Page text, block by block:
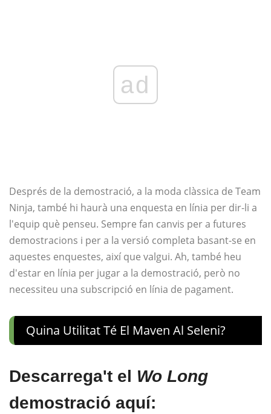
ad
Després de la demostració, a la moda clàssica de Team
Ninja, també hi haurà una enquesta en línia per dir-li a
l'equip què penseu. Sempre fan canvis per a futures
demostracions i per a la versió completa basant-se en
aquestes enquestes, així que valgui. Ah, també heu
d'estar en línia per jugar a la demostració, però no
necessiteu una subscripció en línia de pagament.
Quina Utilitat Té El Maven Al Seleni?
Descarrega't el Wo Long
demostració aquí: